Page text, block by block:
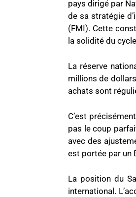
pays dirigé par
de sa stratégie
(FMI). Cette
la solidité du
La réserve
millions de
achats sont
C’est
pas le coup
avec des
est portée par un
La position du
international.